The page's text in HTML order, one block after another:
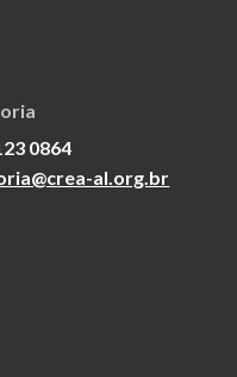
0864
al.org.br